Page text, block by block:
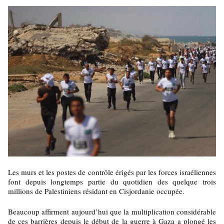
Les murs et les postes de contrôle érigés par les forces israéliennes
font depuis longtemps partie du quotidien des quelque trois
millions de Palestiniens résidant en Cisjordanie occupée.
Beaucoup affirment aujourd’hui que la multiplication considérable
de ces barrières depuis le début de la guerre à Gaza a plongé les